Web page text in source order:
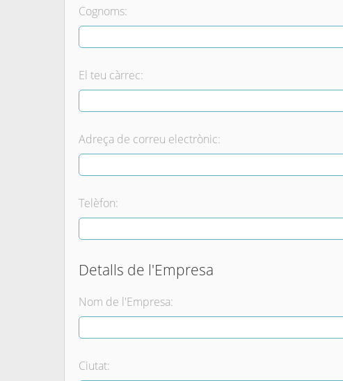
Cognoms:
El teu càrrec:
Adreça de correu electrònic:
Telèfon:
Detalls de l'Empresa
Nom de l'Empresa:
Ciutat: